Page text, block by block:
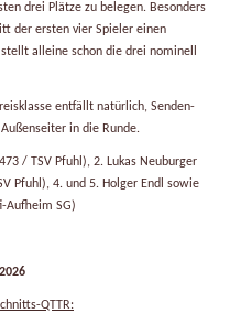
drei Plätze zu belegen. Besonders
der ersten vier Spieler einen
alleine schon die drei nominell
entfällt natürlich, Senden-
in die Runde.
/ TSV Pfuhl), 2. Lukas Neuburger
Pfuhl), 4. und 5. Holger Endl sowie
Aufheim SG)
QTTR: